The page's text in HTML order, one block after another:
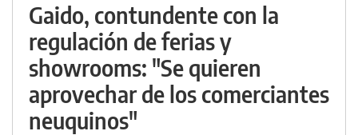
Gaido, contundente con la
regulación de ferias y
showrooms: "Se quieren
aprovechar de los comerciantes
neuquinos"